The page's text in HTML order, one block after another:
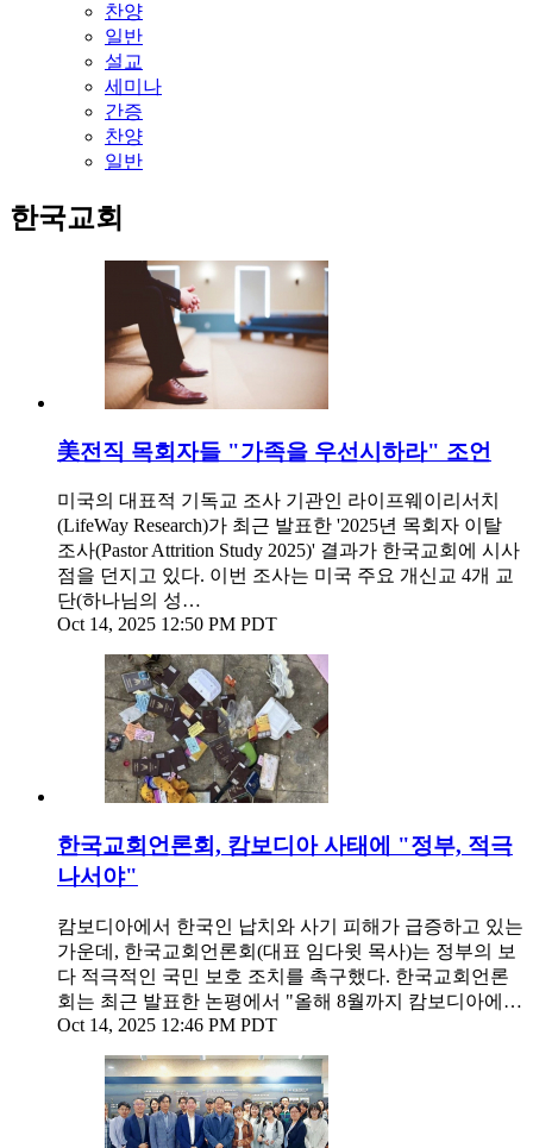
찬양
일반
설교
세미나
간증
찬양
일반
한국교회
美전직 목회자들 "가족을 우선시하라" 조언
미국의 대표적 기독교 조사 기관인 라이프웨이리서치
(LifeWay Research)가 최근 발표한 '2025년 목회자 이탈
조사(Pastor Attrition Study 2025)' 결과가 한국교회에 시사
점을 던지고 있다. 이번 조사는 미국 주요 개신교 4개 교
단(하나님의 성…
Oct 14, 2025 12:50 PM PDT
한국교회언론회, 캄보디아 사태에 "정부, 적극
나서야"
캄보디아에서 한국인 납치와 사기 피해가 급증하고 있는
가운데, 한국교회언론회(대표 임다윗 목사)는 정부의 보
다 적극적인 국민 보호 조치를 촉구했다. 한국교회언론
회는 최근 발표한 논평에서 "올해 8월까지 캄보디아에…
Oct 14, 2025 12:46 PM PDT